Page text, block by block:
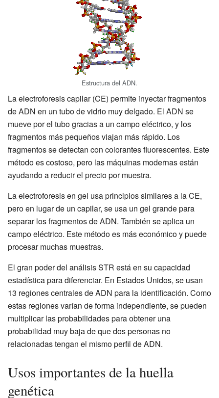
Estructura del ADN.
La electroforesis capilar (CE) permite inyectar fragmentos
de ADN en un tubo de vidrio muy delgado. El ADN se
mueve por el tubo gracias a un campo eléctrico, y los
fragmentos más pequeños viajan más rápido. Los
fragmentos se detectan con colorantes fluorescentes. Este
método es costoso, pero las máquinas modernas están
ayudando a reducir el precio por muestra.
La electroforesis en gel usa principios similares a la CE,
pero en lugar de un capilar, se usa un gel grande para
separar los fragmentos de ADN. También se aplica un
campo eléctrico. Este método es más económico y puede
procesar muchas muestras.
El gran poder del análisis STR está en su capacidad
estadística para diferenciar. En Estados Unidos, se usan
13 regiones centrales de ADN para la identificación. Como
estas regiones varían de forma independiente, se pueden
multiplicar las probabilidades para obtener una
probabilidad muy baja de que dos personas no
relacionadas tengan el mismo perfil de ADN.
Usos importantes de la huella
genética